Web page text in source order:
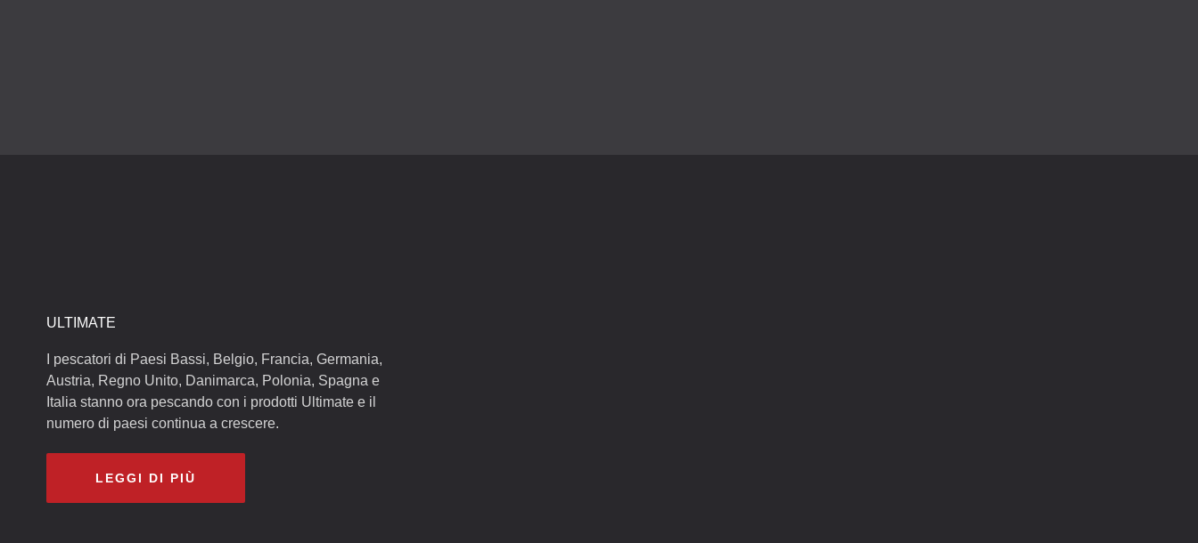
ULTIMATE
I pescatori di Paesi Bassi, Belgio, Francia, Germania,
Austria, Regno Unito, Danimarca, Polonia, Spagna e
Italia stanno ora pescando con i prodotti Ultimate e il
numero di paesi continua a crescere.
LEGGI DI PIÙ